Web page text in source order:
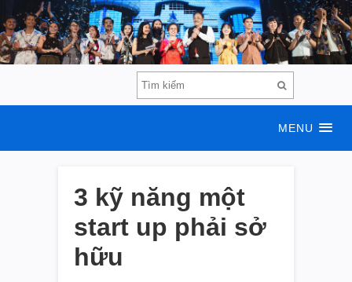
MENU
3 kỹ năng một
start up phải sở
hữu